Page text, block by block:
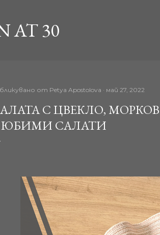
AT 30
от Petya Apostolova май 27, 2022
С ЦВЕКЛО,
САЛАТИ